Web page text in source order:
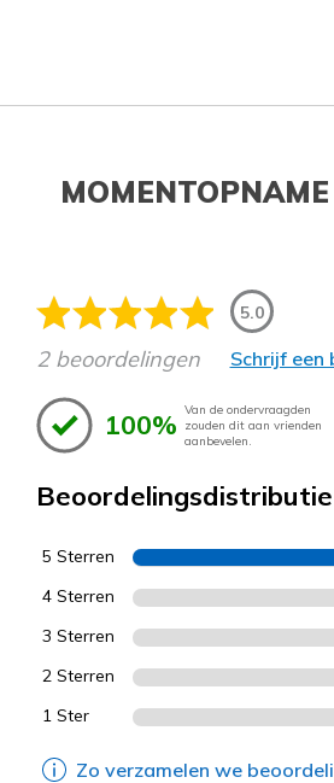
5.0
2 beoordelingen Schrijf een
100% Van de ondervraagden
zouden dit aan vrienden
aanbevelen.
Beoordelingsdistributie
5 Sterren
4 Sterren
3 Sterren
2 Sterren
1 Ster
Zo verzamelen we